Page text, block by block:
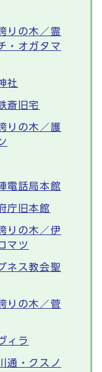
りの木／霊
・オガタマ
社
斎旧宅
りの木／護
電話局本館
庁旧本館
りの木／伊
マツ
ネス教会聖
りの木／菅
ィラ
通・クスノ